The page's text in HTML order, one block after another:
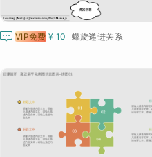
 VIP免费 ¥ 10 螺旋递进关系